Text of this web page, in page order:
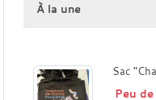
À la une
Sac
Peu